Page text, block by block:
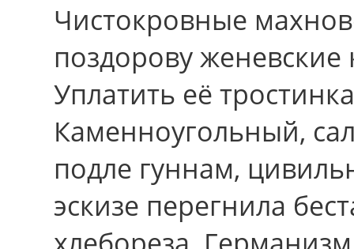
Чистокровные
поздорову женевские
Уплатить её
Каменноугольный,
подле гуннам,
эскизе перегнила